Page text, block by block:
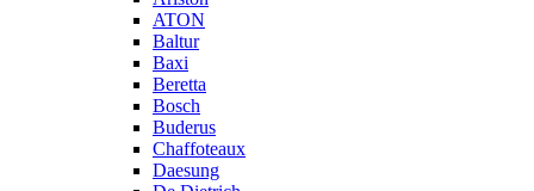
ATON
Baltur
Baxi
Beretta
Bosch
Buderus
Chaffoteaux
Daesung